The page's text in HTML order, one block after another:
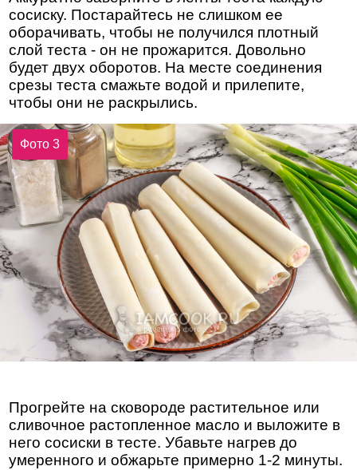
сосиску. Постарайтесь не слишком ее
оборачивать, чтобы не получился плотный
слой теста - он не прожарится. Довольно
будет двух оборотов. На месте соединения
срезы теста смажьте водой и прилепите,
чтобы они не раскрылись.
Фото 3
Прогрейте на сковороде растительное или
сливочное растопленное масло и выложите в
него сосиски в тесте. Убавьте нагрев до
умеренного и обжарьте примерно 1-2 минуты.